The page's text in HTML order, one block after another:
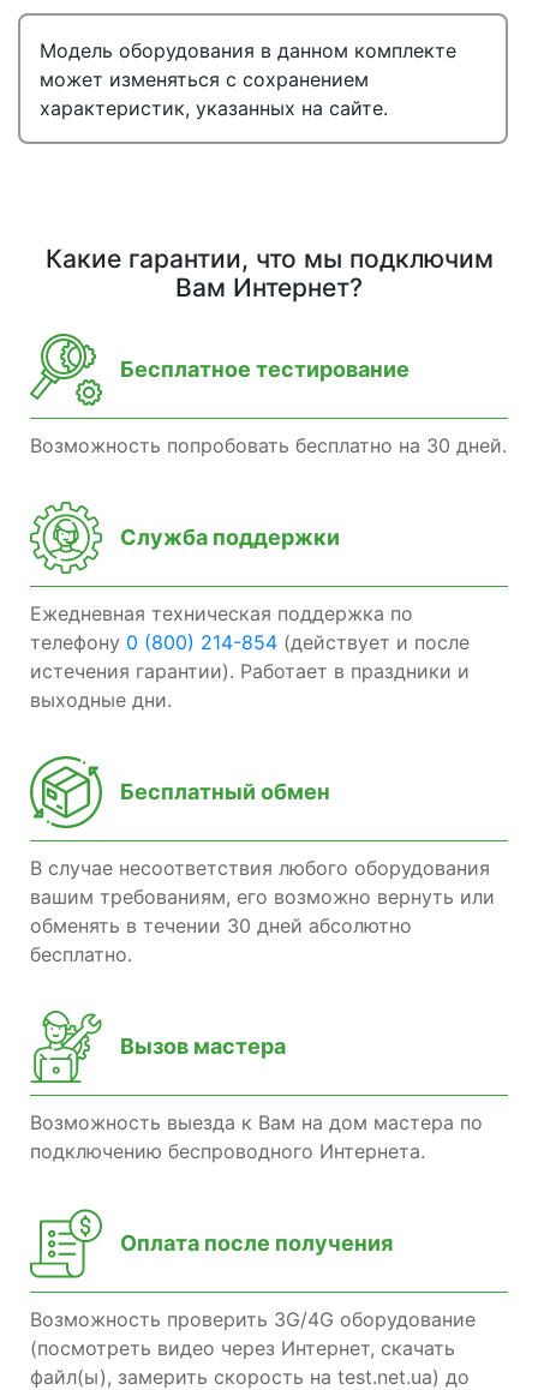
Модель оборудования в данном комплекте
может изменяться с сохранением
характеристик, указанных на сайте.
Какие гарантии, что мы подключим
Вам Интернет?
Бесплатное тестирование
Возможность попробовать бесплатно на 30 дней.
Служба поддержки
Ежедневная техническая поддержка по
телефону 0 (800) 214-854 (действует и после
истечения гарантии). Работает в праздники и
выходные дни.
Бесплатный обмен
В случае несоответствия любого оборудования
вашим требованиям, его возможно вернуть или
обменять в течении 30 дней абсолютно
бесплатно.
Вызов мастера
Возможность выезда к Вам на дом мастера по
подключению беспроводного Интернета.
Оплата после получения
Возможность проверить 3G/4G оборудование
(посмотреть видео через Интернет, скачать
файл(ы), замерить скорость на test.net.ua) до